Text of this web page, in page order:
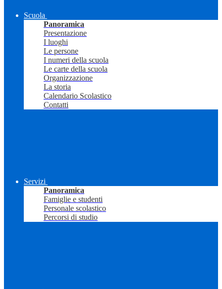
Scuola
Panoramica
Presentazione
I luoghi
Le persone
I numeri della scuola
Le carte della scuola
Organizzazione
La storia
Calendario Scolastico
Contatti
Servizi
Panoramica
Famiglie e studenti
Personale scolastico
Percorsi di studio